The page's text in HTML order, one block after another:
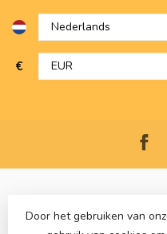
€
Door het gebruiken van